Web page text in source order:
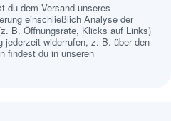
du dem Versand unseres
einschließlich Analyse der
B. Öffnungsrate, Klicks auf Links)
widerrufen, z. B. über den
findest du in unseren